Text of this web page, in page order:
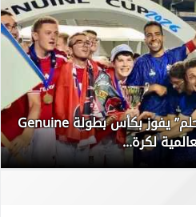
مصر تكتب التاريخ.. فريق “حلم” يفوز بكأس بطولة Genuine